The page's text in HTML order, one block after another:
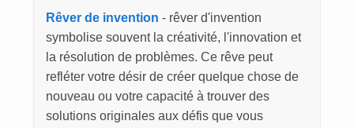
Rêver de invention - rêver d'invention
symbolise souvent la créativité, l'innovation et
la résolution de problèmes. Ce rêve peut
refléter votre désir de créer quelque chose de
nouveau ou votre capacité à trouver des
solutions originales aux défis que vous